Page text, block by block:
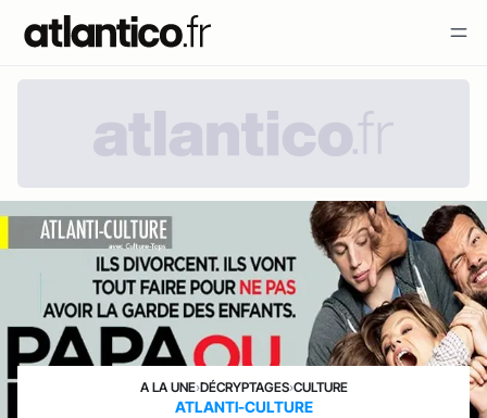
A LA UNE›DÉCRYPTAGES›CULTURE
ATLANTI-CULTURE